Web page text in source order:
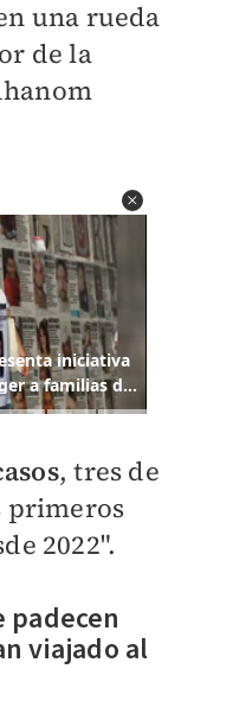
una rueda
de la
, tres de
primeros
2022".
padecen
viajado al